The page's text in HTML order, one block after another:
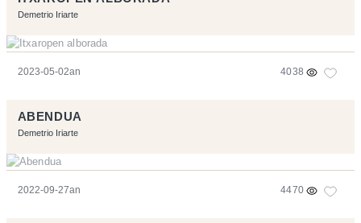
Demetrio Iriarte
2023-05-02an 4038
ABENDUA
Demetrio Iriarte
2022-09-27an 4470